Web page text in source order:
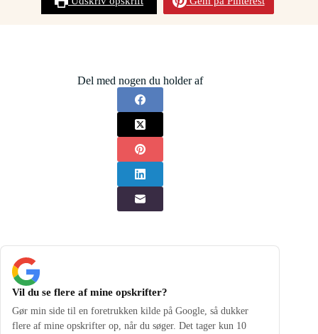
Del med nogen du holder af
Vil du se flere af mine opskrifter?
Gør min side til en foretrukken kilde på Google, så dukker
flere af mine opskrifter op, når du søger. Det tager kun 10